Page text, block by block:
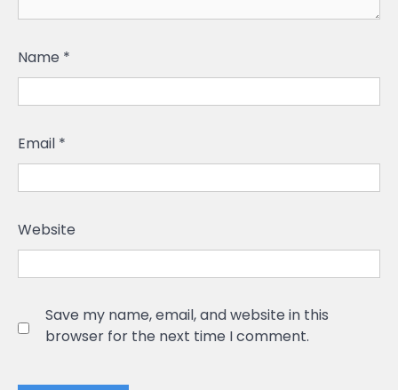
Name *
Email *
Website
Save my name, email, and website in this
browser for the next time I comment.